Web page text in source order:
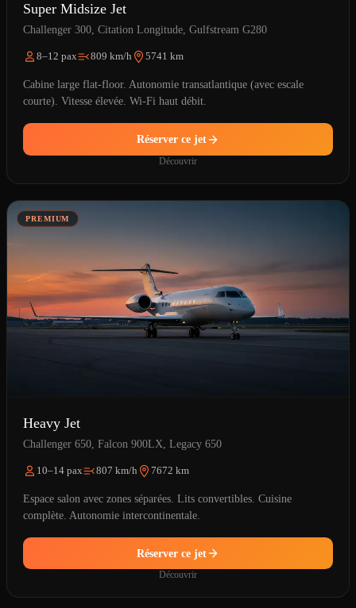
Super Midsize Jet
Challenger 300, Citation Longitude, Gulfstream G280
8–12 pax 809 km/h 5741 km
Cabine large flat-floor. Autonomie transatlantique (avec escale
courte). Vitesse élevée. Wi-Fi haut débit.
Réserver ce jet
Découvrir
PREMIUM
Heavy Jet
Challenger 650, Falcon 900LX, Legacy 650
10–14 pax 807 km/h 7672 km
Espace salon avec zones séparées. Lits convertibles. Cuisine
complète. Autonomie intercontinentale.
Réserver ce jet
Découvrir